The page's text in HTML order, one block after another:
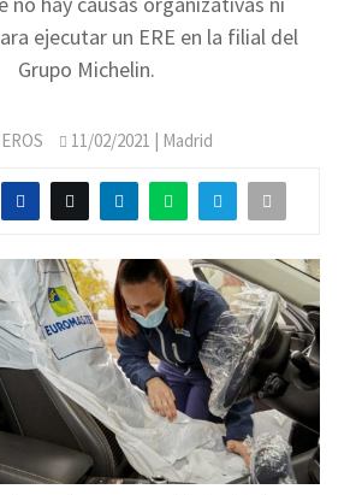
ejecutar un ERE en la filial del
Grupo Michelin.
11/02/2021 | Madrid